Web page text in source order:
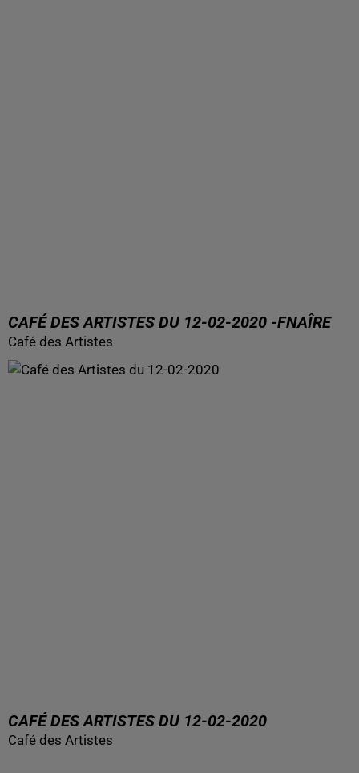
CAFÉ DES ARTISTES DU 12-02-2020 -FNAÎRE
Café des Artistes
CAFÉ DES ARTISTES DU 12-02-2020
Café des Artistes